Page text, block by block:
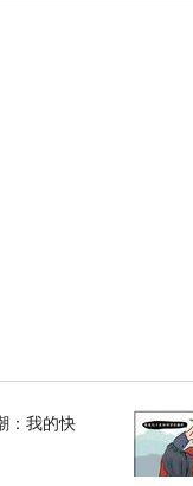
：我的快